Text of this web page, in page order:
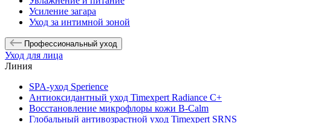
Усиление загара
Уход за интимной зоной
Профессиональный уход
Уход для лица
Линия
SPA-уход Sperience
Антиоксидантный уход Timexpert Radiance C+
Восстановление микрофлоры кожи B-Calm
Глобальный антивозрастной уход Timexpert SRNS